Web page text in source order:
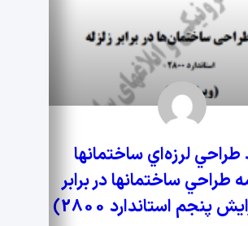
لرزه‌اي ساختمانها
طراحي ساختمانها در برابر
پنجم استاندارد 2800)